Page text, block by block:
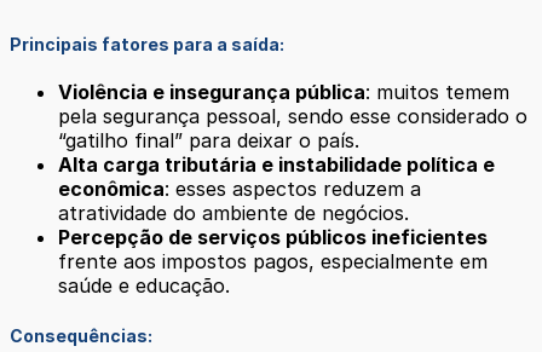
Principais fatores para a saída:
Violência e insegurança pública: muitos temem
pela segurança pessoal, sendo esse considerado o
“gatilho final” para deixar o país.
Alta carga tributária e instabilidade política e
econômica: esses aspectos reduzem a
atratividade do ambiente de negócios.
Percepção de serviços públicos ineficientes
frente aos impostos pagos, especialmente em
saúde e educação.
Consequências: